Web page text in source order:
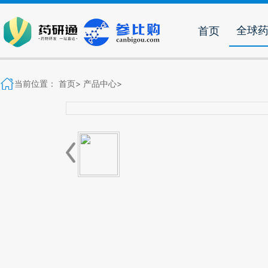
首页 全球
当前位置： 首页> 产品中心>